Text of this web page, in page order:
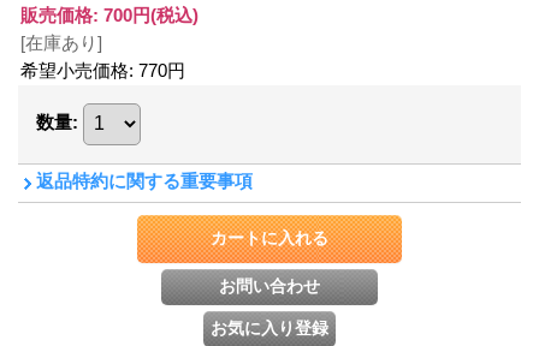
販売価格: 700円(税込)
[在庫あり]
希望小売価格: 770円
数量:
返品特約に関する重要事項